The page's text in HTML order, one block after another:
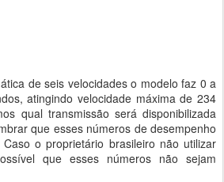
de seis velocidades o modelo faz 0 a
atingindo velocidade máxima de 234
qual transmissão será disponibilizada
que esses números de desempenho
o proprietário brasileiro não utilizar
que esses números não sejam